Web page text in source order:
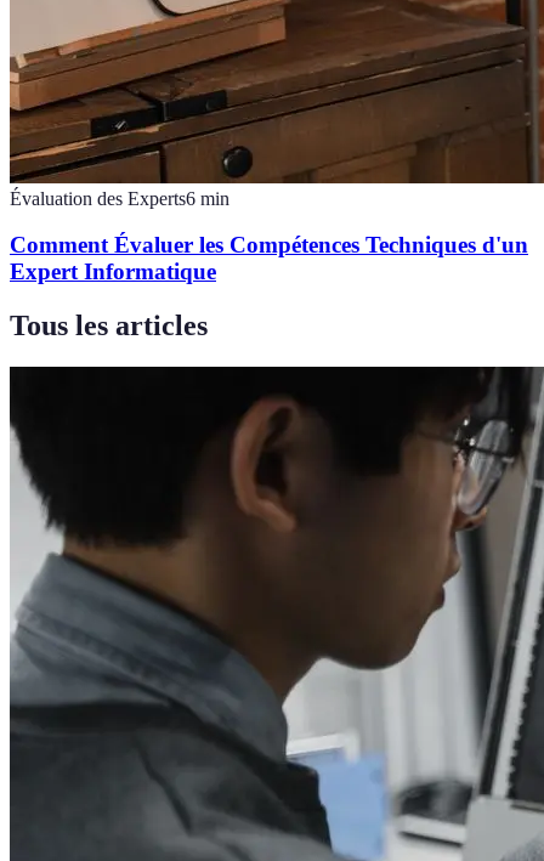
Évaluation des Experts6 min
Comment Évaluer les Compétences Techniques d'un
Expert Informatique
Tous les articles